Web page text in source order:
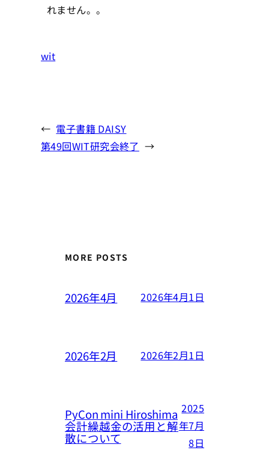
れません。。
wit
← 電子書籍 DAISY
第49回WIT研究会終了 →
MORE POSTS
2026年4月 2026年4月1日
2026年2月 2026年2月1日
PyCon mini Hiroshima
会計繰越金の活用と解
散について
2025
年7月
8日